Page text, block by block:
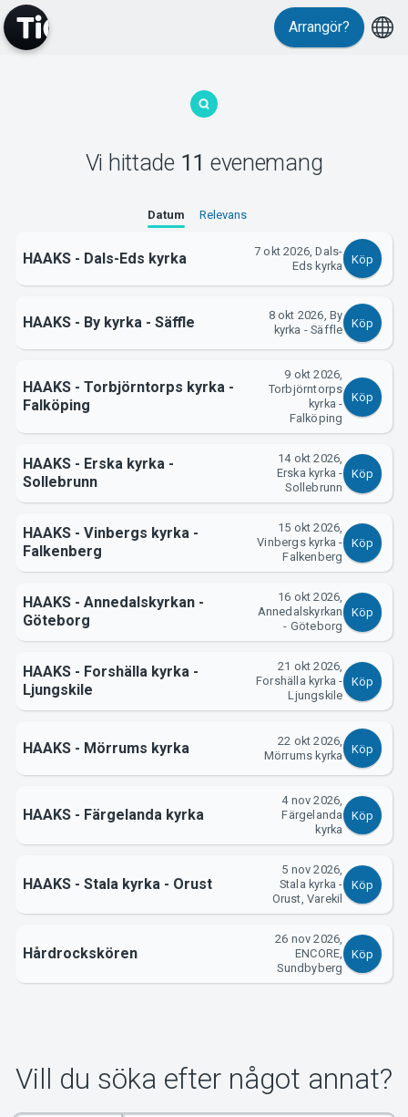
MyTickster
Support
Om Tickster
Arrangör?
Vi hittade 11 evenemang
Datum Relevans
HAAKS - Dals-Eds kyrka
7 okt 2026, Dals-
Eds kyrka
Köp
HAAKS - By kyrka - Säffle
8 okt 2026, By
kyrka - Säffle
Köp
HAAKS - Torbjörntorps kyrka -
Falköping
9 okt 2026,
Torbjörntorps
kyrka -
Falköping
Köp
HAAKS - Erska kyrka -
Sollebrunn
14 okt 2026,
Erska kyrka -
Sollebrunn
Köp
HAAKS - Vinbergs kyrka -
Falkenberg
15 okt 2026,
Vinbergs kyrka -
Falkenberg
Köp
HAAKS - Annedalskyrkan -
Göteborg
16 okt 2026,
Annedalskyrkan
- Göteborg
Köp
HAAKS - Forshälla kyrka -
Ljungskile
21 okt 2026,
Forshälla kyrka -
Ljungskile
Köp
HAAKS - Mörrums kyrka
22 okt 2026,
Mörrums kyrka
Köp
HAAKS - Färgelanda kyrka
4 nov 2026,
Färgelanda
kyrka
Köp
HAAKS - Stala kyrka - Orust
5 nov 2026,
Stala kyrka -
Orust, Varekil
Köp
Hårdrockskören
26 nov 2026,
ENCORE,
Sundbyberg
Köp
Vill du söka efter något annat?